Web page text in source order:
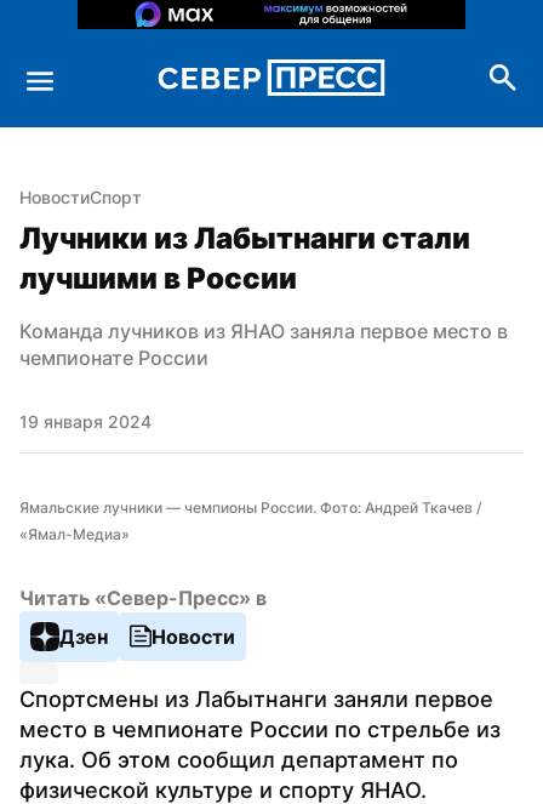
НовостиСпорт
Лучники из Лабытнанги стали
лучшими в России
Команда лучников из ЯНАО заняла первое место в
чемпионате России
19 января 2024
Ямальские лучники — чемпионы России. Фото: Андрей Ткачев /
«Ямал-Медиа»
Читать «Север-Пресс» в
Дзен
Новости
Спортсмены из Лабытнанги заняли первое
место в чемпионате России по стрельбе из
лука. Об этом сообщил департамент по
физической культуре и спорту ЯНАО.